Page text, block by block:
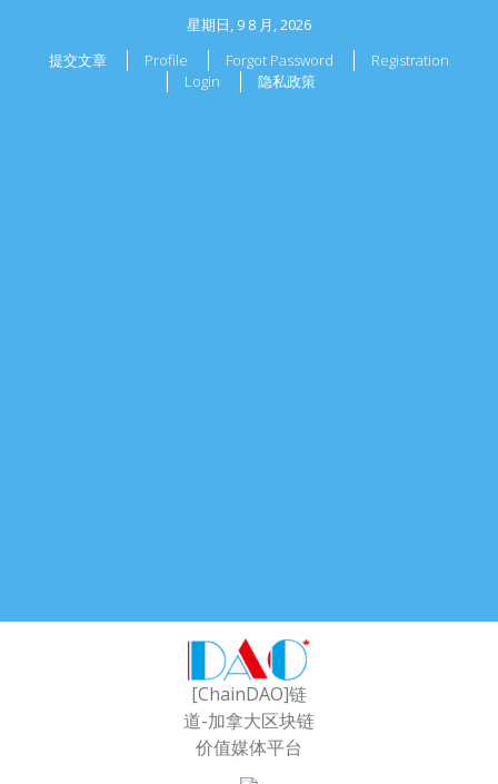
星期日, 9 8 月, 2026
提交文章
Profile Forgot Password
Registration
Login
隐私政策
[ChainDAO]链
道-加拿大区块链
价值媒体平台